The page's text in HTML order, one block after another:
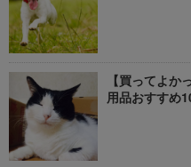
【買ってよ
用品おすすめ